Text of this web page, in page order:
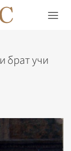
брат учи